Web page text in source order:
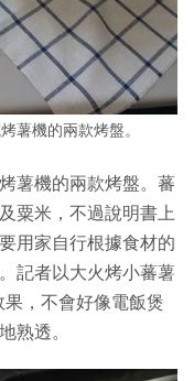
薯機的兩款烤盤。
薯機的兩款烤盤。蕃
粟米，不過說明書上
用家自行根據食材的
記者以大火烤小蕃薯
，不會好像電飯煲
熟透。